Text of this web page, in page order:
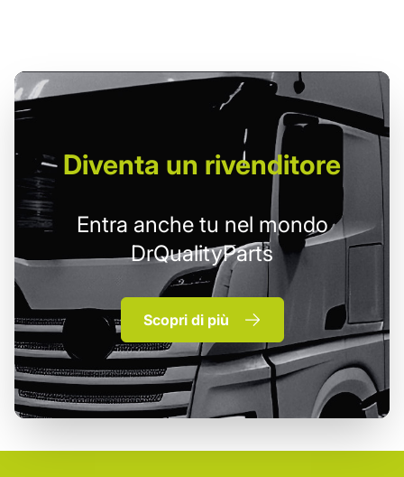
Diventa un rivenditore
Entra anche tu nel mondo
DrQualityParts
Scopri di più